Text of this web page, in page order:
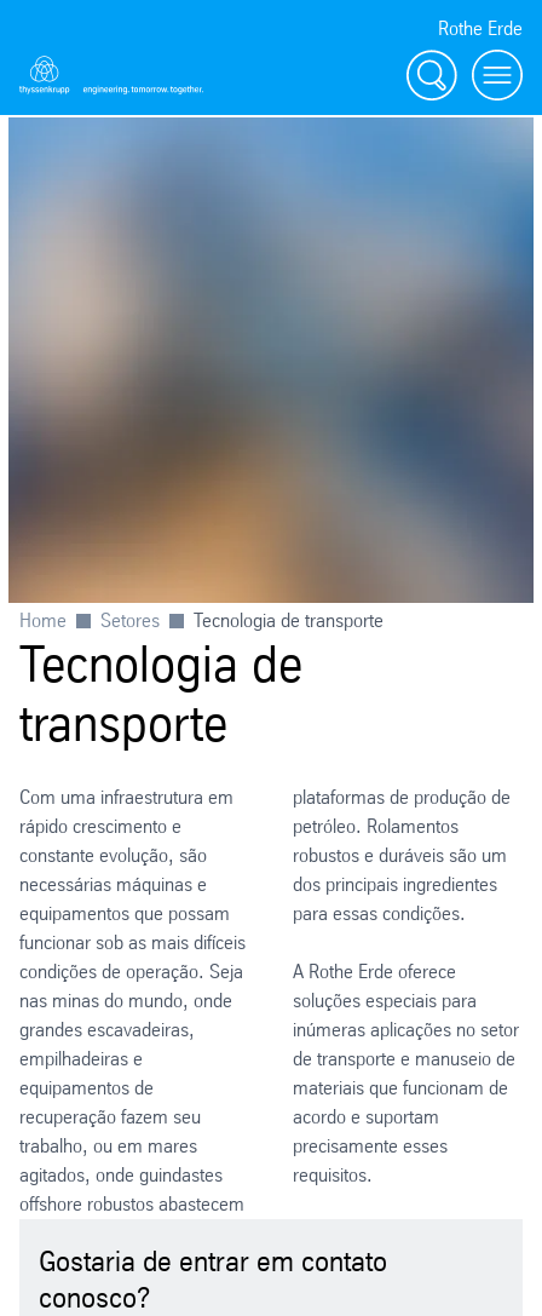
Rothe Erde
Procurar
Home Setores Tecnologia de transporte
Tecnologia de
transporte
Com uma infraestrutura em
rápido crescimento e
constante evolução, são
necessárias máquinas e
equipamentos que possam
funcionar sob as mais difíceis
condições de operação. Seja
nas minas do mundo, onde
grandes escavadeiras,
empilhadeiras e
equipamentos de
recuperação fazem seu
trabalho, ou em mares
agitados, onde guindastes
offshore robustos abastecem
plataformas de produção de
petróleo. Rolamentos
robustos e duráveis são um
dos principais ingredientes
para essas condições.
A Rothe Erde oferece
soluções especiais para
inúmeras aplicações no setor
de transporte e manuseio de
materiais que funcionam de
acordo e suportam
precisamente esses
requisitos.
Gostaria de entrar em contato
conosco?